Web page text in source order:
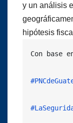
y un análisis
hipótesis
Con base